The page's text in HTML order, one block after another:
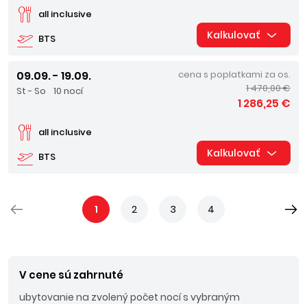
BTS
all inclusive
Kalkulovať
09.09. - 19.09.
St - So 10 nocí
BTS
all inclusive
cena s poplatkami za os.
1 470,00 €
1 286,25 €
Kalkulovať
1 2 3 4
V cene sú zahrnuté
ubytovanie na zvolený počet nocí s vybraným